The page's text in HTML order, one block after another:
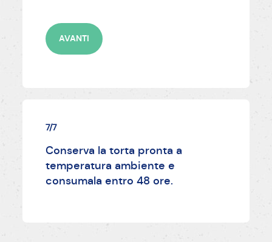
AVANTI
7/7
Conserva la torta pronta a
temperatura ambiente e
consumala entro 48 ore.